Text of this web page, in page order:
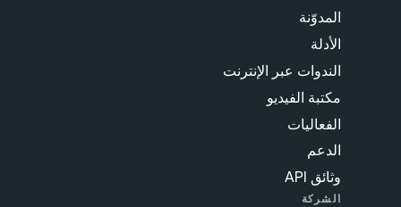
المدوّنة
الأدلة
الندوات عبر الإنترنت
مكتبة الفيديو
الفعاليات
الدعم
وثائق API
الشركة